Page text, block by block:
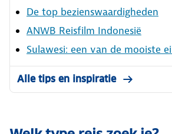
De top bezienswaardigheden
ANWB Reisfilm Indonesië
Sulawesi: een van de mooiste
Alle tips en inspiratie